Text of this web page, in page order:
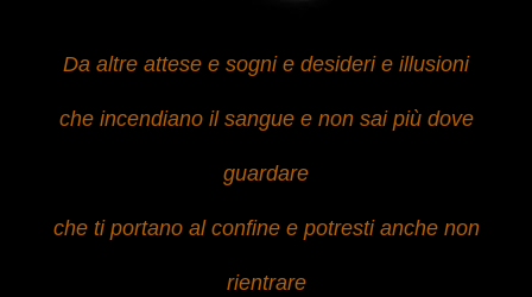
Da altre attese e sogni e desideri e illusioni
che incendiano il sangue e non sai più dove
guardare
che ti portano al confine e potresti anche non
rientrare